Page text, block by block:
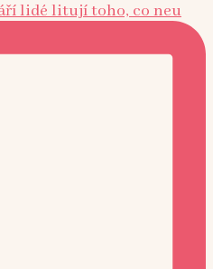
lidé litují toho, co neu